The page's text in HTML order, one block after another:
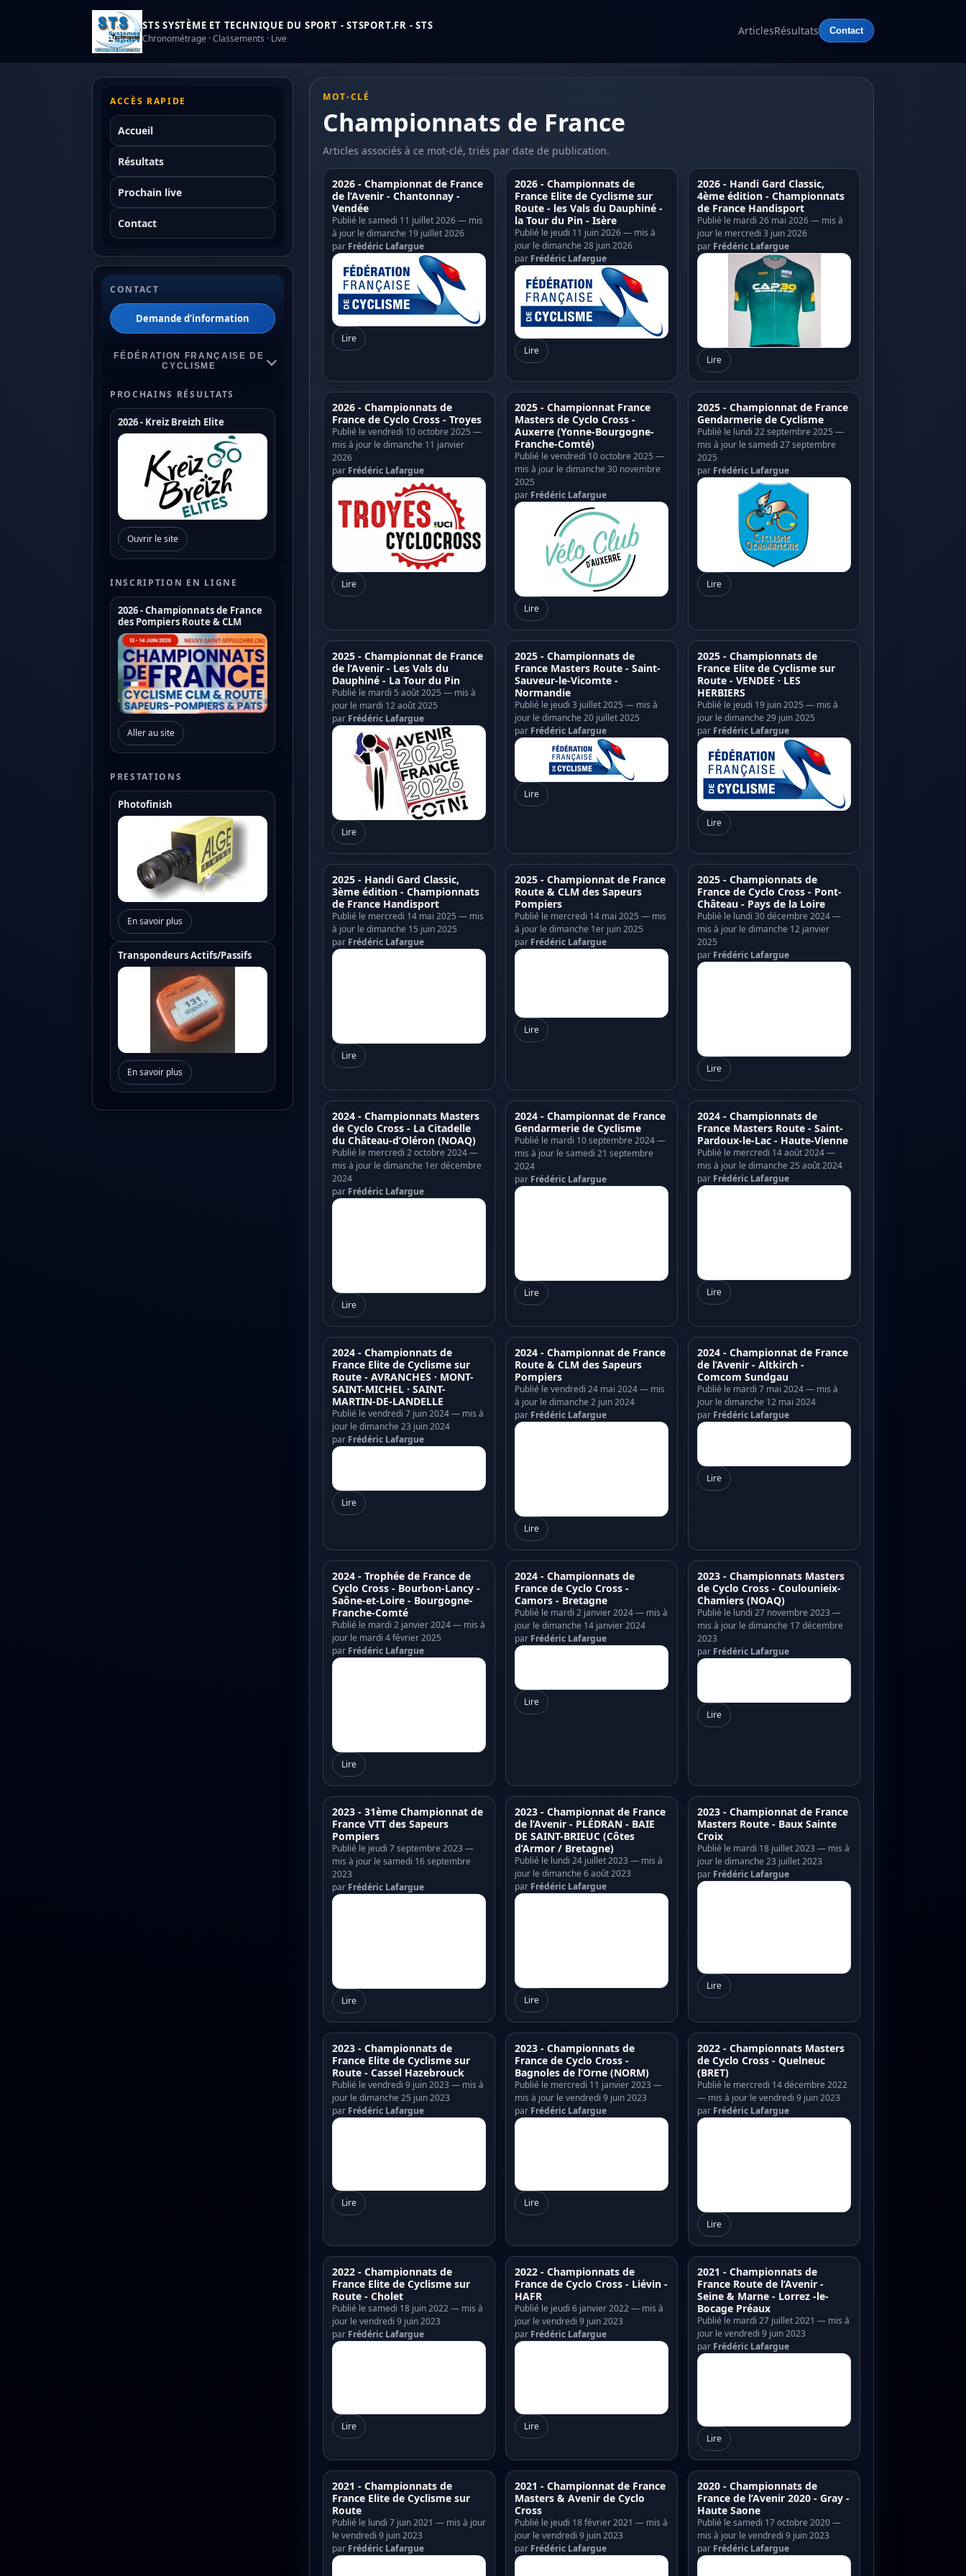
STS SYSTÈME ET TECHNIQUE DU SPORT - STSPORT.FR - STS
Chronométrage · Classements · Live
ArticlesRésultats Contact
ACCÈS RAPIDE
Accueil
Résultats
Prochain live
Contact
CONTACT
Demande d’information
FÉDÉRATION FRANÇAISE DE
CYCLISME
Championnats de France
Coupe de France Cyclo Cross
Coupe de France N1
Coupe de France N2
Coupe de France N3
Coupe de France U17
Coupe de France U19
Trophée de France
PROCHAINS RÉSULTATS
2026 - Kreiz Breizh Elite
Ouvrir le site
INSCRIPTION EN LIGNE
2026 - Championnats de France
des Pompiers Route & CLM
Aller au site
PRESTATIONS
Photofinish
En savoir plus
Transpondeurs Actifs/Passifs
En savoir plus
MOT-CLÉ
Championnats de France
Articles associés à ce mot-clé, triés par date de publication.
2026 - Championnat de France
de l’Avenir - Chantonnay -
Vendée
Publié le samedi 11 juillet 2026 — mis
à jour le dimanche 19 juillet 2026
par Frédéric Lafargue
Lire
2026 - Championnats de
France Elite de Cyclisme sur
Route - les Vals du Dauphiné -
la Tour du Pin - Isère
Publié le jeudi 11 juin 2026 — mis à
jour le dimanche 28 juin 2026
par Frédéric Lafargue
Lire
2026 - Handi Gard Classic,
4ème édition - Championnats
de France Handisport
Publié le mardi 26 mai 2026 — mis à
jour le mercredi 3 juin 2026
par Frédéric Lafargue
Lire
2026 - Championnats de
France de Cyclo Cross - Troyes
Publié le vendredi 10 octobre 2025 —
mis à jour le dimanche 11 janvier
2026
par Frédéric Lafargue
Lire
2025 - Championnat France
Masters de Cyclo Cross -
Auxerre (Yonne-Bourgogne-
Franche-Comté)
Publié le vendredi 10 octobre 2025 —
mis à jour le dimanche 30 novembre
2025
par Frédéric Lafargue
Lire
2025 - Championnat de France
Gendarmerie de Cyclisme
Publié le lundi 22 septembre 2025 —
mis à jour le samedi 27 septembre
2025
par Frédéric Lafargue
Lire
2025 - Championnat de France
de l’Avenir - Les Vals du
Dauphiné - La Tour du Pin
Publié le mardi 5 août 2025 — mis à
jour le mardi 12 août 2025
par Frédéric Lafargue
Lire
2025 - Championnats de
France Masters Route - Saint-
Sauveur-le-Vicomte -
Normandie
Publié le jeudi 3 juillet 2025 — mis à
jour le dimanche 20 juillet 2025
par Frédéric Lafargue
Lire
2025 - Championnats de
France Elite de Cyclisme sur
Route - VENDEE · LES
HERBIERS
Publié le jeudi 19 juin 2025 — mis à
jour le dimanche 29 juin 2025
par Frédéric Lafargue
Lire
2025 - Handi Gard Classic,
3ème édition - Championnats
de France Handisport
Publié le mercredi 14 mai 2025 — mis
à jour le dimanche 15 juin 2025
par Frédéric Lafargue
Lire
2025 - Championnat de France
Route & CLM des Sapeurs
Pompiers
Publié le mercredi 14 mai 2025 — mis
à jour le dimanche 1er juin 2025
par Frédéric Lafargue
Lire
2025 - Championnats de
France de Cyclo Cross - Pont-
Château - Pays de la Loire
Publié le lundi 30 décembre 2024 —
mis à jour le dimanche 12 janvier
2025
par Frédéric Lafargue
Lire
2024 - Championnats Masters
de Cyclo Cross - La Citadelle
du Château-d’Oléron (NOAQ)
Publié le mercredi 2 octobre 2024 —
mis à jour le dimanche 1er décembre
2024
par Frédéric Lafargue
Lire
2024 - Championnat de France
Gendarmerie de Cyclisme
Publié le mardi 10 septembre 2024 —
mis à jour le samedi 21 septembre
2024
par Frédéric Lafargue
Lire
2024 - Championnats de
France Masters Route - Saint-
Pardoux-le-Lac - Haute-Vienne
Publié le mercredi 14 août 2024 —
mis à jour le dimanche 25 août 2024
par Frédéric Lafargue
Lire
2024 - Championnats de
France Elite de Cyclisme sur
Route - AVRANCHES · MONT-
SAINT-MICHEL · SAINT-
MARTIN-DE-LANDELLE
Publié le vendredi 7 juin 2024 — mis à
jour le dimanche 23 juin 2024
par Frédéric Lafargue
Lire
2024 - Championnat de France
Route & CLM des Sapeurs
Pompiers
Publié le vendredi 24 mai 2024 — mis
à jour le dimanche 2 juin 2024
par Frédéric Lafargue
Lire
2024 - Championnat de France
de l’Avenir - Altkirch -
Comcom Sundgau
Publié le mardi 7 mai 2024 — mis à
jour le dimanche 12 mai 2024
par Frédéric Lafargue
Lire
2024 - Trophée de France de
Cyclo Cross - Bourbon-Lancy -
Saône-et-Loire - Bourgogne-
Franche-Comté
Publié le mardi 2 janvier 2024 — mis à
jour le mardi 4 février 2025
par Frédéric Lafargue
Lire
2024 - Championnats de
France de Cyclo Cross -
Camors - Bretagne
Publié le mardi 2 janvier 2024 — mis à
jour le dimanche 14 janvier 2024
par Frédéric Lafargue
Lire
2023 - Championnats Masters
de Cyclo Cross - Coulounieix-
Chamiers (NOAQ)
Publié le lundi 27 novembre 2023 —
mis à jour le dimanche 17 décembre
2023
par Frédéric Lafargue
Lire
2023 - 31ème Championnat de
France VTT des Sapeurs
Pompiers
Publié le jeudi 7 septembre 2023 —
mis à jour le samedi 16 septembre
2023
par Frédéric Lafargue
Lire
2023 - Championnat de France
de l’Avenir - PLÉDRAN - BAIE
DE SAINT-BRIEUC (Côtes
d’Armor / Bretagne)
Publié le lundi 24 juillet 2023 — mis à
jour le dimanche 6 août 2023
par Frédéric Lafargue
Lire
2023 - Championnat de France
Masters Route - Baux Sainte
Croix
Publié le mardi 18 juillet 2023 — mis à
jour le dimanche 23 juillet 2023
par Frédéric Lafargue
Lire
2023 - Championnats de
France Elite de Cyclisme sur
Route - Cassel Hazebrouck
Publié le vendredi 9 juin 2023 — mis à
jour le dimanche 25 juin 2023
par Frédéric Lafargue
Lire
2023 - Championnats de
France de Cyclo Cross -
Bagnoles de l’Orne (NORM)
Publié le mercredi 11 janvier 2023 —
mis à jour le vendredi 9 juin 2023
par Frédéric Lafargue
Lire
2022 - Championnats Masters
de Cyclo Cross - Quelneuc
(BRET)
Publié le mercredi 14 décembre 2022
— mis à jour le vendredi 9 juin 2023
par Frédéric Lafargue
Lire
2022 - Championnats de
France Elite de Cyclisme sur
Route - Cholet
Publié le samedi 18 juin 2022 — mis à
jour le vendredi 9 juin 2023
par Frédéric Lafargue
Lire
2022 - Championnats de
France de Cyclo Cross - Liévin -
HAFR
Publié le jeudi 6 janvier 2022 — mis à
jour le vendredi 9 juin 2023
par Frédéric Lafargue
Lire
2021 - Championnats de
France Route de l’Avenir -
Seine & Marne - Lorrez -le-
Bocage Préaux
Publié le mardi 27 juillet 2021 — mis à
jour le vendredi 9 juin 2023
par Frédéric Lafargue
Lire
2021 - Championnats de
France Elite de Cyclisme sur
Route
Publié le lundi 7 juin 2021 — mis à jour
le vendredi 9 juin 2023
par Frédéric Lafargue
2021 - Championnat de France
Masters & Avenir de Cyclo
Cross
Publié le jeudi 18 février 2021 — mis à
jour le vendredi 9 juin 2023
par Frédéric Lafargue
2020 - Championnats de
France de l’Avenir 2020 - Gray -
Haute Saone
Publié le samedi 17 octobre 2020 —
mis à jour le vendredi 9 juin 2023
par Frédéric Lafargue